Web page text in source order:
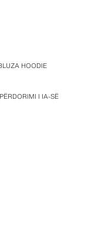
PËRDORIMI I IA-SË
HOODIE